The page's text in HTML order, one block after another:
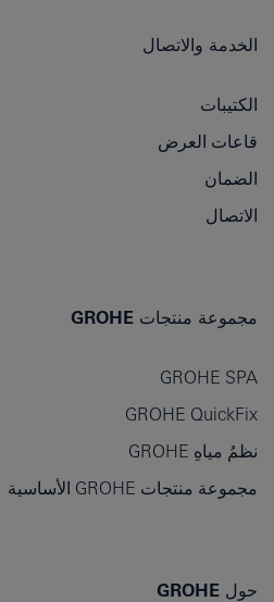
الخدمة والاتصال
الكتيبات
قاعات العرض
الضمان
الاتصال
مجموعة منتجات GROHE
GROHE SPA
GROHE QuickFix
نظمُ مياهِ GROHE
مجموعة منتجات GROHE الأساسية
حول GROHE